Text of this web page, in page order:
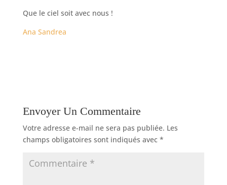
Que le ciel soit avec nous !
Ana Sandrea
Envoyer Un Commentaire
Votre adresse e-mail ne sera pas publiée. Les
champs obligatoires sont indiqués avec *